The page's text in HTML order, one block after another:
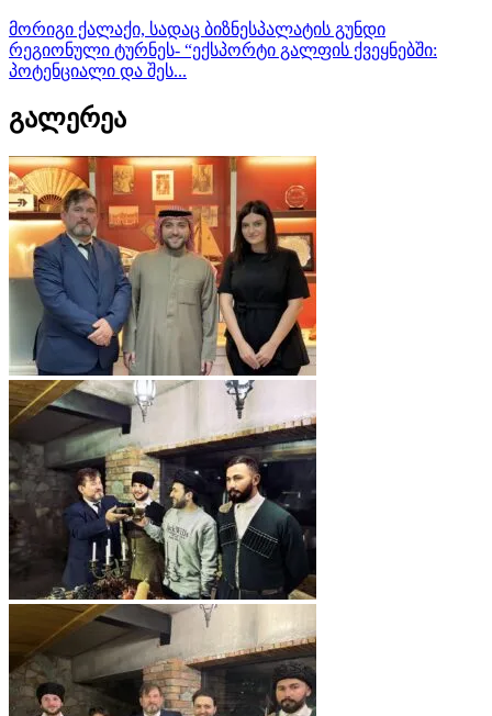
მორიგი ქალაქი, სადაც ბიზნესპალატის გუნდი
რეგიონული ტურნეს- “ექსპორტი გალფის ქვეყნებში:
პოტენციალი და შეს...
გალერეა